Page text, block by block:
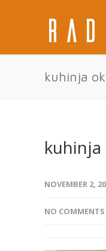
kuhinja
NOVEMBER 2,
NO COMMENTS